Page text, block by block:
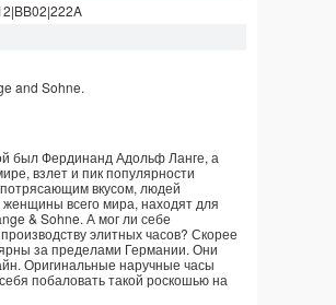
and Sohne.
был Фердинанд Адольф Ланге, а
взлет и пик популярности
вкусом, людей
всего мира, находят для
& Sohne. А мог ли себе
элитных часов? Скорее
за пределами Германии. Они
Оригинальные наручные часы
побаловать такой роскошью на